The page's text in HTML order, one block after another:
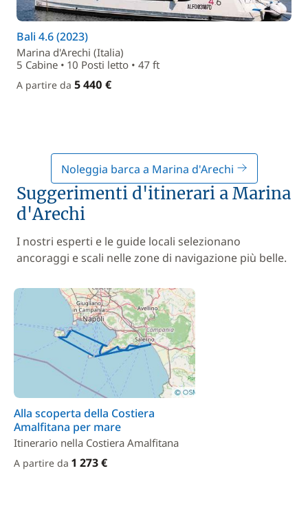
Bali 4.6 (2023)
Marina d'Arechi (Italia)
5 Cabine • 10 Posti letto • 47 ft
A partire da 5 440 €
Noleggia barca a Marina d'Arechi
Suggerimenti d'itinerari a Marina
d'Arechi
I nostri esperti e le guide locali selezionano
ancoraggi e scali nelle zone di navigazione più belle.
Alla scoperta della Costiera
Amalfitana per mare
Itinerario nella Costiera Amalfitana
A partire da 1 273 €